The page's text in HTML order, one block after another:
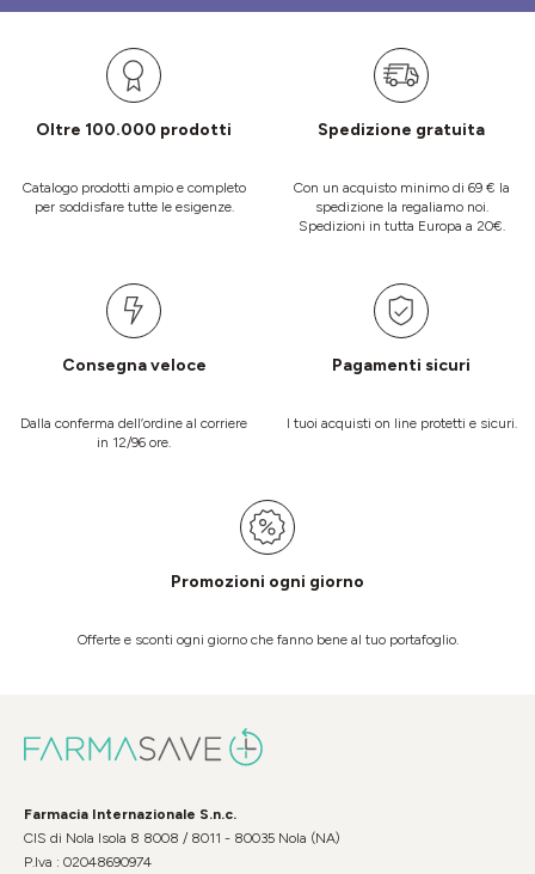
Oltre 100.000 prodotti
Catalogo prodotti ampio e completo
per soddisfare tutte le esigenze.
Spedizione gratuita
Con un acquisto minimo di 69 € la
spedizione la regaliamo noi.
Spedizioni in tutta Europa a 20€.
Consegna veloce
Dalla conferma dell’ordine al corriere
in 12/96 ore.
Pagamenti sicuri
I tuoi acquisti on line protetti e sicuri.
Promozioni ogni giorno
Offerte e sconti ogni giorno che fanno bene al tuo portafoglio.
Farmacia Internazionale S.n.c.
CIS di Nola Isola 8 8008 / 8011 - 80035 Nola (NA)
P.Iva : 02048690974